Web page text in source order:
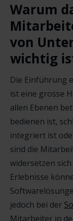
Warum
von
wichtig
Die Einführung
ist eine grosse
allen Ebenen
bedienen ist,
integriert ist
sind die
widersetzen
Erlebnisse
jedoch bei der
Mitarbeiter in